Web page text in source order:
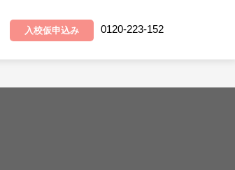
入校仮申込み 0120-223-152